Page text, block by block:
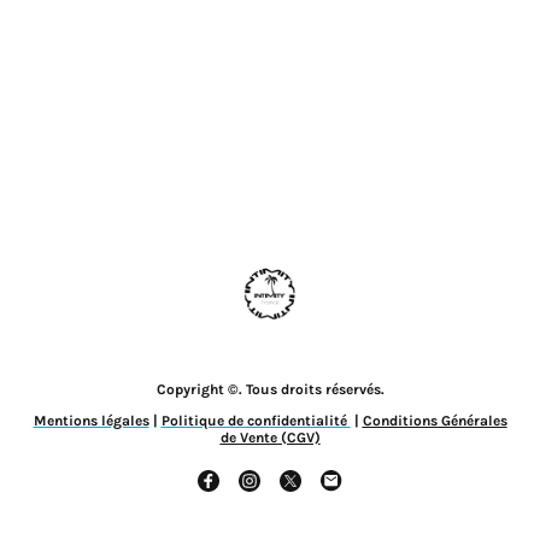
Copyright ©. Tous droits réservés.
Mentions légales| Politique de confidentialité | Conditions Générales
de Vente (CGV)